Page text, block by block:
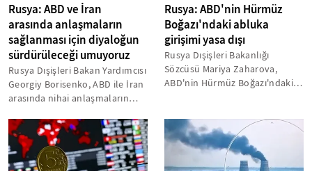
Rusya: ABD ve İran
arasında anlaşmaların
sağlanması için diyaloğun
sürdürüleceği umuyoruz
Rusya Dışişleri Bakan Yardımcısı
Georgiy Borisenko, ABD ile İran
arasında nihai anlaşmaların
Rusya: ABD'nin Hürmüz
Boğazı'ndaki abluka
girişimi yasa dışı
Rusya Dışişleri Bakanlığı
Sözcüsü Mariya Zaharova,
ABD'nin Hürmüz Boğazı'ndaki